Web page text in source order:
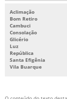
SECADOR DE
SECADOR DE
SECADOR DE
SECADOR DE
Aclimação
Bom Retiro
Cambuci
Consolação
Glicério
Luz
República
Santa Efigênia
Vila Buarque